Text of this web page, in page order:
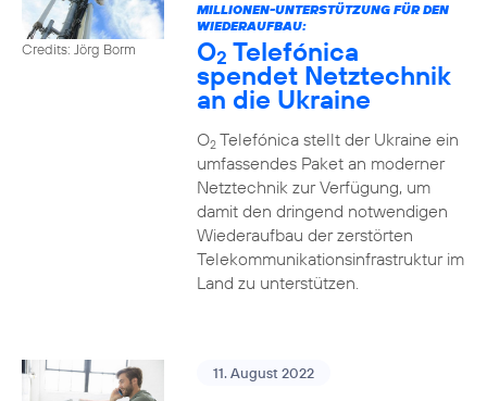
Credits: Jörg Borm
MILLIONEN-UNTERSTÜTZUNG FÜR DEN
WIEDERAUFBAU:
O2 Telefónica
spendet Netztechnik
an die Ukraine
O2Telefónica stellt der Ukraine ein
umfassendes Paket an moderner
Netztechnik zur Verfügung, um
damit den dringend notwendigen
Wiederaufbau der zerstörten
Telekommunikationsinfrastruktur im
Land zu unterstützen.
11. August 2022